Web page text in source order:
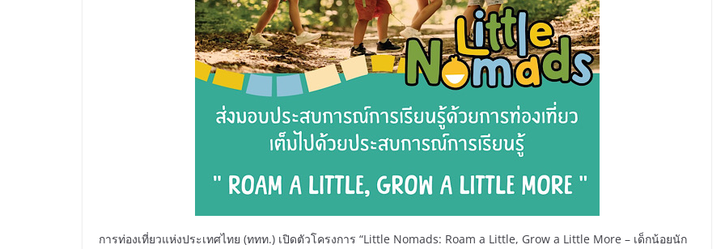
การท่องเที่ยวแห่งประเทศไทย (ททท.) เปิดตัวโครงการ “Little Nomads: Roam a Little, Grow a Little More – เด็กน้อยนัก